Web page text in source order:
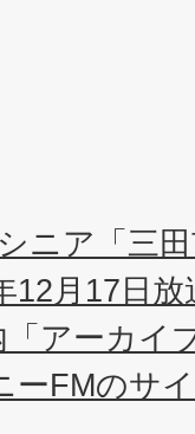
ニア「三
12月17日
アーカイ
ーFMのサ